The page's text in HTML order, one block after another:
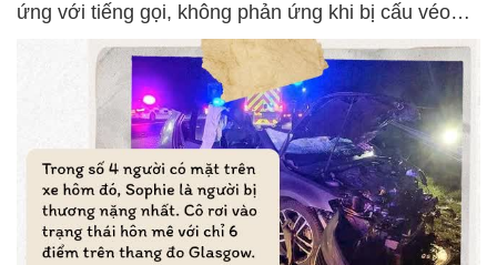
ứng với tiếng gọi, không phản ứng khi bị cấu véo…